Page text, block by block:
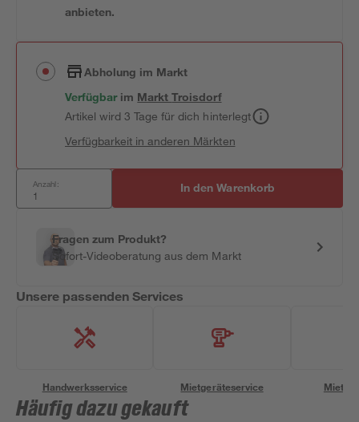
anbieten.
Abholung im Markt
Verfügbar im MarktTroisdorf
Artikel wird 3 Tage für dich hinterlegt
Verfügbarkeit in anderen Märkten
Anzahl: In den Warenkorb
Fragen zum Produkt?
Sofort-Videoberatung aus dem Markt
Unsere passenden Services
Handwerksservice Mietgeräteservice
Häufig dazu gekauft